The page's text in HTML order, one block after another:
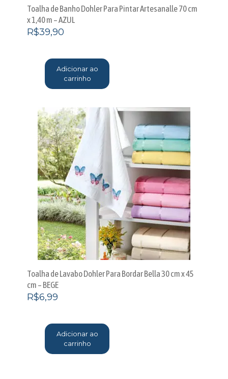
Toalha de Banho Dohler Para Pintar Artesanalle 70 cm
x 1,40 m – AZUL
R$39,90
Adicionar ao
carrinho
Toalha de Lavabo Dohler Para Bordar Bella 30 cm x 45
cm – BEGE
R$6,99
Adicionar ao
carrinho